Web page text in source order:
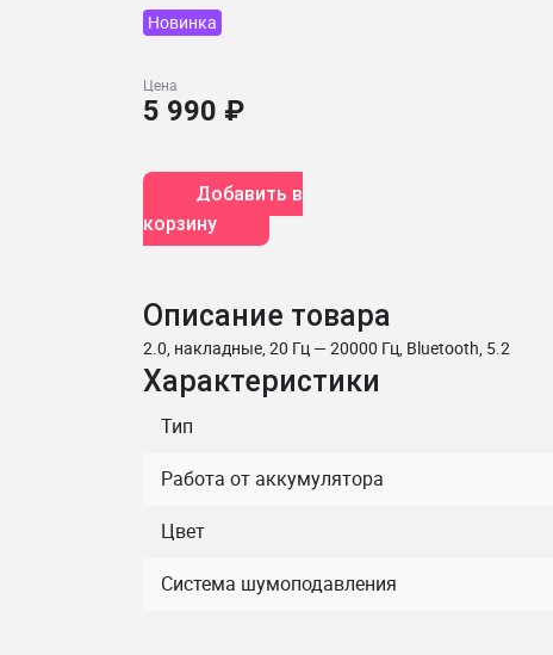
Новинка
Цена
5 990 ₽
Добавить в
корзину
Описание товара
2.0, накладные, 20 Гц — 20000 Гц, Bluetooth, 5.2
Характеристики
Тип
Работа от аккумулятора
Цвет
Система шумоподавления